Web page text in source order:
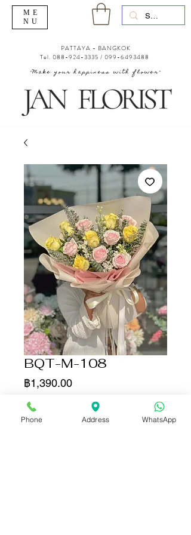
"Make your happiness with flower"
PATTAYA - BANGKOK
Tel. 088-924-3335 / 099-6493488
ME
NU
BQT-M-108
฿1,390.00ราคา
จำนวน
Phone Address WhatsApp